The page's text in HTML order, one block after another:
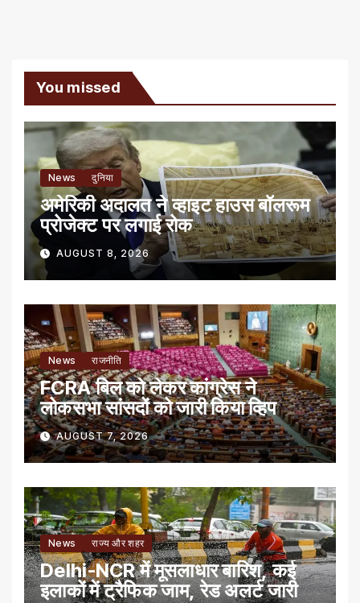
You missed
News दुनिया
अमेरिकी अदालत ने व्हाइट हाउस बॉलरूम
प्रोजेक्ट पर लगाई रोक
AUGUST 8, 2026
News राजनीति
FCRA बिल को लेकर कांग्रेस ने
लोकसभा सांसदों को जारी किया व्हिप
AUGUST 7, 2026
News राज्य और शहर
Delhi-NCR में मूसलाधार बारिश, कई
इलाकों में ट्रैफिक जाम, रेड अलर्ट जारी